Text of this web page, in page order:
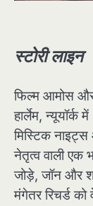
स्टोरी लाइन
फिल्म आमोस
हार्लेम,
मिस्टिक
नेतृत्व वाली एक
जोड़े, जॉन और
मंगेतर रिचर्ड